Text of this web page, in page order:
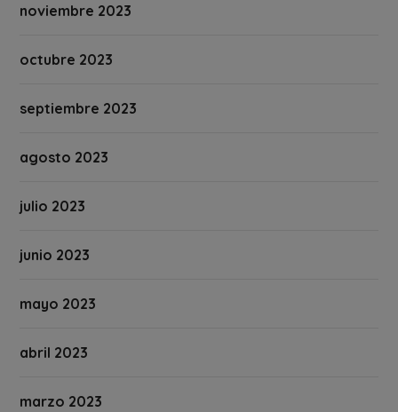
noviembre 2023
octubre 2023
septiembre 2023
agosto 2023
julio 2023
junio 2023
mayo 2023
abril 2023
marzo 2023